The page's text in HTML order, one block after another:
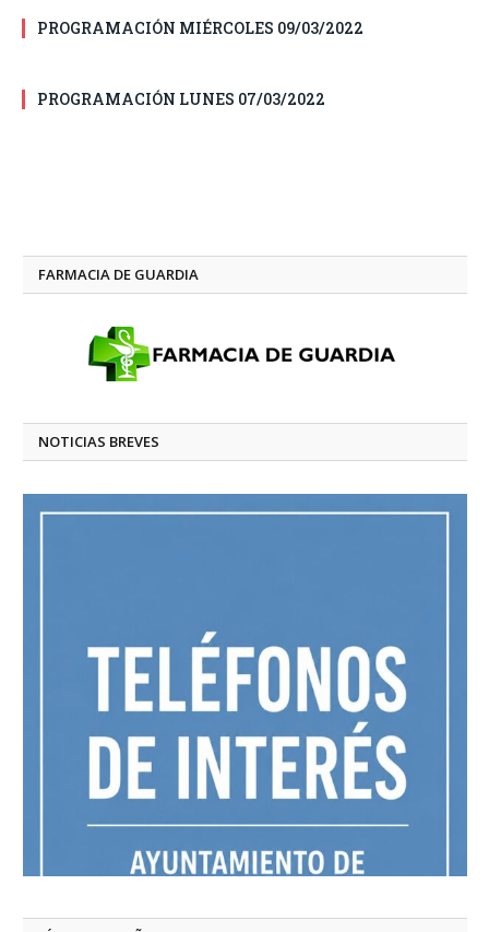
PROGRAMACIÓN MIÉRCOLES 09/03/2022
PROGRAMACIÓN LUNES 07/03/2022
FARMACIA DE GUARDIA
NOTICIAS BREVES